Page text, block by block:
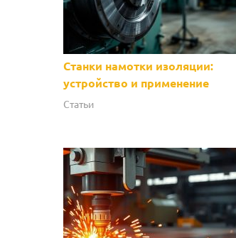
Станки намотки изоляции:
устройство и применение
Статьи